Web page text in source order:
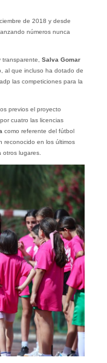
de 2018 y desde
números nunca
Salva Gomar
al que incluso ha dotado de
las competiciones para la
previos el proyecto
cuatro las licencias
como referente del fútbol
reconocido en los últimos
otros lugares.